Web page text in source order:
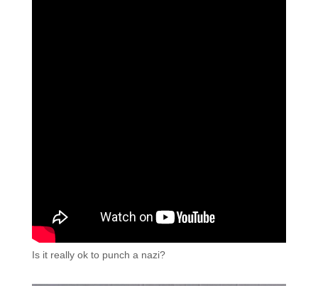
Is it really ok to punch a nazi?